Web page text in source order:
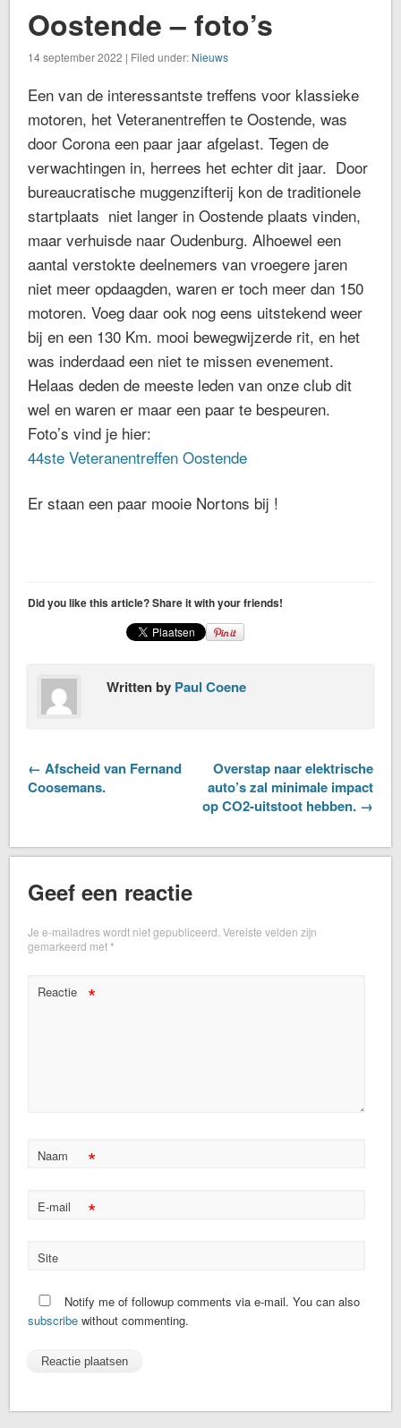
Oostende – foto’s
14 september 2022 | Filed under: Nieuws
Een van de interessantste treffens voor klassieke
motoren, het Veteranentreffen te Oostende, was
door Corona een paar jaar afgelast. Tegen de
verwachtingen in, herrees het echter dit jaar. Door
bureaucratische muggenzifterij kon de traditionele
startplaats niet langer in Oostende plaats vinden,
maar verhuisde naar Oudenburg. Alhoewel een
aantal verstokte deelnemers van vroegere jaren
niet meer opdaagden, waren er toch meer dan 150
motoren. Voeg daar ook nog eens uitstekend weer
bij en een 130 Km. mooi bewegwijzerde rit, en het
was inderdaad een niet te missen evenement.
Helaas deden de meeste leden van onze club dit
wel en waren er maar een paar te bespeuren.
Foto’s vind je hier:
44ste Veteranentreffen Oostende
Er staan een paar mooie Nortons bij !
Did you like this article? Share it with your friends!
Written by Paul Coene
← Afscheid van Fernand
Coosemans.
Overstap naar elektrische
auto’s zal minimale impact
op CO2-uitstoot hebben. →
Geef een reactie
Je e-mailadres wordt niet gepubliceerd. Vereiste velden zijn
gemarkeerd met*
Reactie *
Naam *
E-mail *
Site
Notify me of followup comments via e-mail. You can also
subscribe without commenting.